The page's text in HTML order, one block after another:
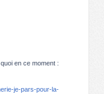
en ce moment :
je-pars-pour-la-